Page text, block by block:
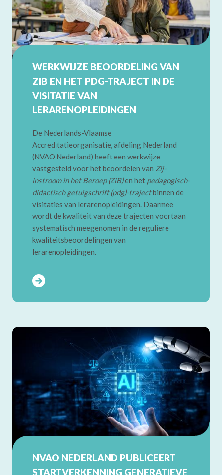
WERKWIJZE BEOORDELING VAN
ZIB EN HET PDG-TRAJECT IN DE
VISITATIE VAN
LERARENOPLEIDINGEN
De Nederlands-Vlaamse
Accreditatieorganisatie, afdeling Nederland
(NVAO Nederland) heeft een werkwijze
vastgesteld voor het beoordelen van Zij-
instroom in het Beroep (ZiB)en het pedagogisch-
didactisch getuigschrift (pdg)-trajectbinnen de
visitaties van lerarenopleidingen. Daarmee
wordt de kwaliteit van deze trajecten voortaan
systematisch meegenomen in de reguliere
kwaliteitsbeoordelingen van
lerarenopleidingen.
NVAO NEDERLAND PUBLICEERT
STARTVERKENNING GENERATIEVE